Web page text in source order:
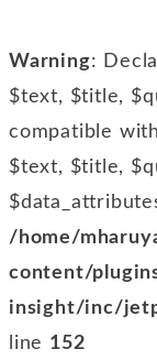
Warning:
$text, $title,
compatible
$text, $title,
/home/
content/
insight/inc/
line 152